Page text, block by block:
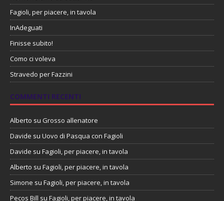
Fagioli, per piacere, in tavola
InAdeguati
Finisse subito!
Como ci voleva
Stravedo per Fazzini
COMMENTI RECENTI
Alberto su Grosso allenatore
Davide su Uovo di Pasqua con Fagioli
Davide su Fagioli, per piacere, in tavola
Alberto su Fagioli, per piacere, in tavola
Simone su Fagioli, per piacere, in tavola
Pecos Bill su Fagioli, per piacere, in tavola